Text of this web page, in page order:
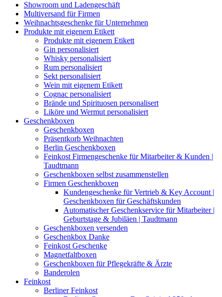
Showroom und Ladengeschäft
Multiversand für Firmen
Weihnachtsgeschenke für Unternehmen
Produkte mit eigenem Etikett
Produkte mit eigenem Etikett
Gin personalisiert
Whisky personalisiert
Rum personalisiert
Sekt personalisiert
Wein mit eigenem Etikett
Cognac personalisiert
Brände und Spirituosen personalisert
Liköre und Wermut personalisiert
Geschenkboxen
Geschenkboxen
Präsentkorb Weihnachten
Berlin Geschenkboxen
Feinkost Firmengeschenke für Mitarbeiter & Kunden |
Taudtmann
Geschenkboxen selbst zusammenstellen
Firmen Geschenkboxen
Kundengeschenke für Vertrieb & Key Account |
Geschenkboxen für Geschäftskunden
Automatischer Geschenkservice für Mitarbeiter |
Geburtstage & Jubiläen | Taudtmann
Geschenkboxen versenden
Geschenkbox Danke
Feinkost Geschenke
Magnetfaltboxen
Geschenkboxen für Pflegekräfte & Ärzte
Banderolen
Feinkost
Berliner Feinkost